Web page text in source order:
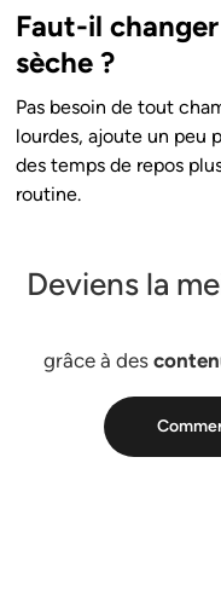
Faut-il
sèche ?
Pas besoin de tout
lourdes, ajoute un peu
des temps de repos
routine.
Deviens la
grâce à des